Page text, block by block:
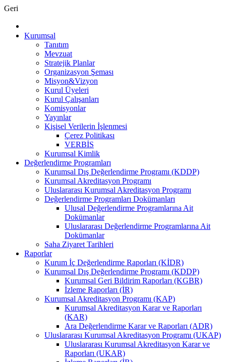
Geri
Kurumsal
Tanıtım
Mevzuat
Stratejik Planlar
Organizasyon Şeması
Misyon&Vizyon
Kurul Üyeleri
Kurul Çalışanları
Komisyonlar
Yayınlar
Kişisel Verilerin İşlenmesi
Çerez Politikası
VERBİS
Kurumsal Kimlik
Değerlendirme Programları
Kurumsal Dış Değerlendirme Programı (KDDP)
Kurumsal Akreditasyon Programı
Uluslararası Kurumsal Akreditasyon Programı
Değerlendirme Programları Dokümanları
Ulusal Değerlendirme Programlarına Ait
Dokümanlar
Uluslararası Değerlendirme Programlarına Ait
Dokümanlar
Saha Ziyaret Tarihleri
Raporlar
Kurum İç Değerlendirme Raporları (KİDR)
Kurumsal Dış Değerlendirme Programı (KDDP)
Kurumsal Geri Bildirim Raporları (KGBR)
İzleme Raporları (İR)
Kurumsal Akreditasyon Programı (KAP)
Kurumsal Akreditasyon Karar ve Raporları
(KAR)
Ara Değerlendirme Karar ve Raporları (ADR)
Uluslararası Kurumsal Akreditasyon Programı (UKAP)
Uluslararası Kurumsal Akreditasyon Karar ve
Raporları (UKAR)